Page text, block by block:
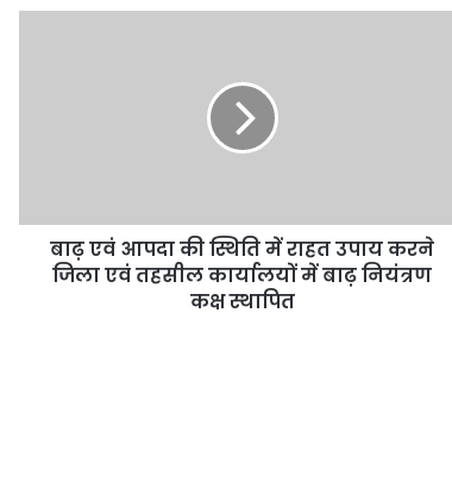
बाढ़ एवं आपदा की स्थिति में राहत उपाय करने
जिला एवं तहसील कार्यालयों में बाढ़ नियंत्रण
कक्ष स्थापित